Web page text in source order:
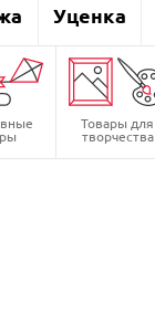
Уценка
Товары для
творчества